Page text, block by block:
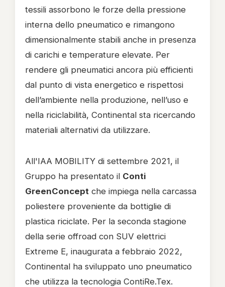
tessili assorbono le forze della pressione
interna dello pneumatico e rimangono
dimensionalmente stabili anche in presenza
di carichi e temperature elevate. Per
rendere gli pneumatici ancora più efficienti
dal punto di vista energetico e rispettosi
dell’ambiente nella produzione, nell’uso e
nella riciclabilità, Continental sta ricercando
materiali alternativi da utilizzare.
All'IAA MOBILITY di settembre 2021, il
Gruppo ha presentato il Conti
GreenConcept che impiega nella carcassa
poliestere proveniente da bottiglie di
plastica riciclate. Per la seconda stagione
della serie offroad con SUV elettrici
Extreme E, inaugurata a febbraio 2022,
Continental ha sviluppato uno pneumatico
che utilizza la tecnologia ContiRe.Tex.